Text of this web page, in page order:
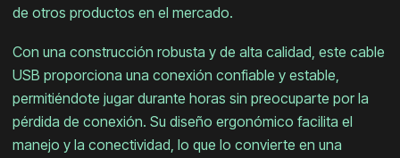
de otros productos en el mercado.
Con una construcción robusta y de alta calidad, este cable
USB proporciona una conexión confiable y estable,
permitiéndote jugar durante horas sin preocuparte por la
pérdida de conexión. Su diseño ergonómico facilita el
manejo y la conectividad, lo que lo convierte en una